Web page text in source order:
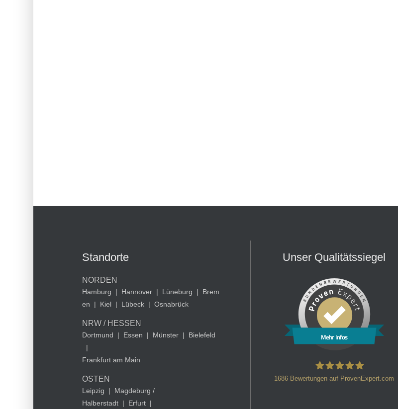
Standorte
NORDEN
Hamburg | Hannover | Lüneburg |
Brem
en
| Kiel | Lübeck | Osnabrück
NRW / HESSEN
Dortmund | Essen | Münster |
Bielefeld
|
Frankfurt am Main
OSTEN
Leipzig |
Magdeburg /
Halberstadt | Erfurt |
Unser Qualitätssiegel
Mehr Infos
1686 Bewertungen auf ProvenExpert.com